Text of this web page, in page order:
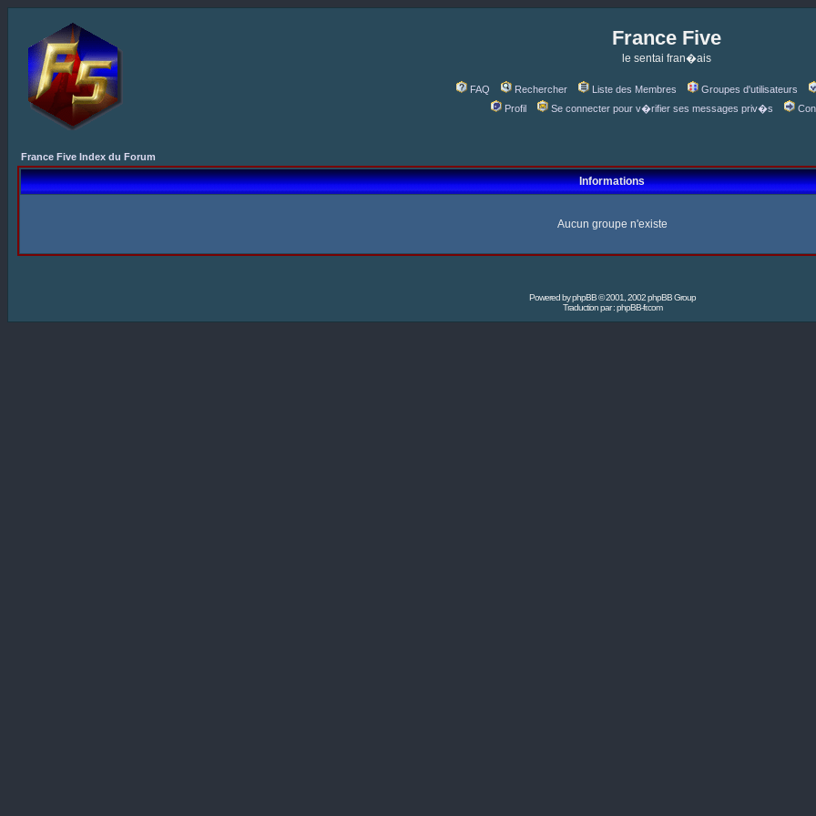
France Five
le sentai fran�ais
FAQ Rechercher Liste des Membres Groupes d'utilisateurs
Profil
Se connecter pour v�rifier ses messages priv�s
France Five Index du Forum
Informations
Aucun groupe n'existe
Powered byphpBB© 2001, 2002 phpBB Group
Traduction par :phpBB-fr.com